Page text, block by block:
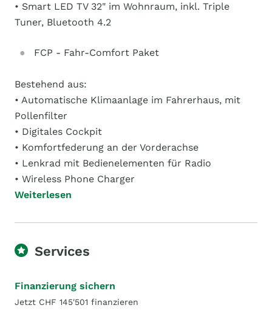
• Smart LED TV 32" im Wohnraum, inkl. Triple
Tuner, Bluetooth 4.2
FCP - Fahr-Comfort Paket
Bestehend aus:
• Automatische Klimaanlage im Fahrerhaus, mit
Pollenfilter
• Digitales Cockpit
• Komfortfederung an der Vorderachse
• Lenkrad mit Bedienelementen für Radio
• Wireless Phone Charger
Weiterlesen
Services
Finanzierung sichern
Jetzt CHF 145'501 finanzieren